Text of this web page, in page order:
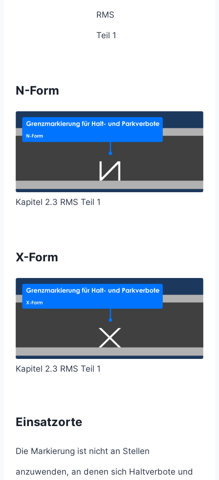
RMS
Teil 1
N-Form
Kapitel 2.3 RMS Teil 1
X-Form
Kapitel 2.3 RMS Teil 1
Einsatzorte
Die Markierung ist nicht an Stellen
anzuwenden, an denen sich Haltverbote und